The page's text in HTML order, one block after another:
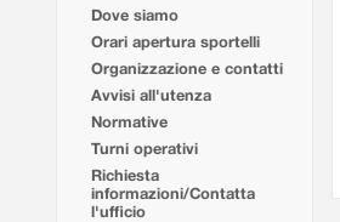
Dove siamo
Orari apertura sportelli
Organizzazione e contatti
Avvisi all'utenza
Normative
Turni operativi
Richiesta
informazioni/Contatta
l'ufficio